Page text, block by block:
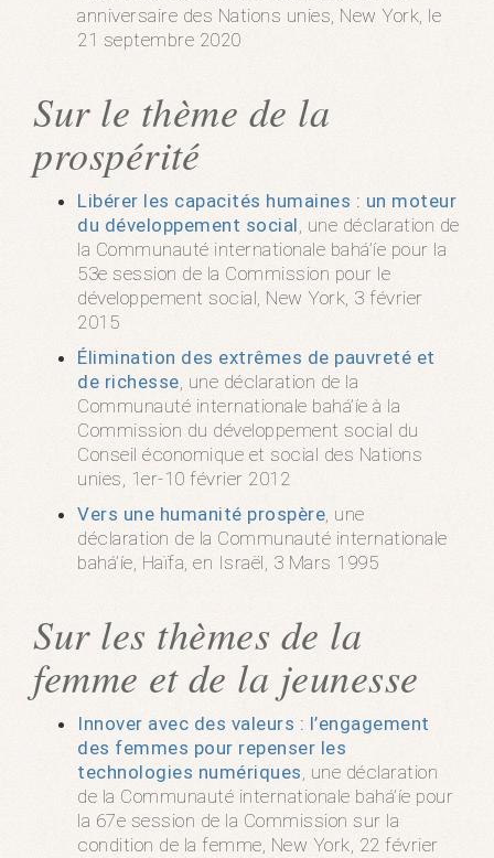
anniversaire des Nations unies, New York, le
21 septembre 2020
Sur le thème de la
prospérité
Libérer les capacités humaines : un moteur
du développement social , une déclaration de
la Communauté internationale bahá’íe pour la
53e session de la Commission pour le
développement social, New York, 3 février
2015
Élimination des extrêmes de pauvreté et
de richesse , une déclaration de la
Communauté internationale bahá’íe à la
Commission du développement social du
Conseil économique et social des Nations
unies, 1er-10 février 2012
Vers une humanité prospère , une
déclaration de la Communauté internationale
bahá’íe, Haïfa, en Israël, 3 Mars 1995
Sur les thèmes de la
femme et de la jeunesse
Innover avec des valeurs : l’engagement
des femmes pour repenser les
technologies numériques , une déclaration
de la Communauté internationale bahá’íe pour
la 67e session de la Commission sur la
condition de la femme, New York, 22 février